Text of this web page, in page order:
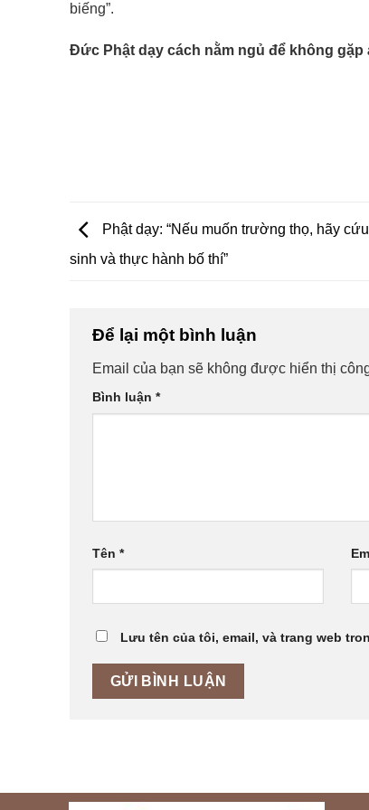
biếng”.
Đức Phật dạy cách nằm ngủ để không gặp
Phật dạy: “Nếu muốn trường thọ, hãy
sinh và thực hành bố thí”
Để lại một bình luận
Email của bạn sẽ không được hiển thị
Bình luận *
Tên *
Lưu tên của tôi, email, và trang web